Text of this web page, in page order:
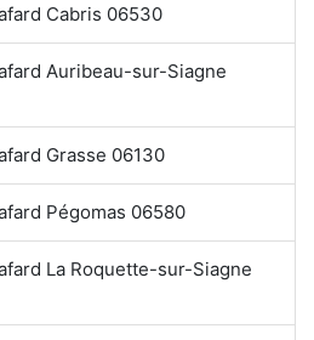
Cabris 06530
Auribeau-sur-Siagne
Grasse 06130
Pégomas 06580
La Roquette-sur-Siagne